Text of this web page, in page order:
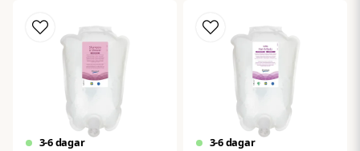
känslig hud.
3-6 dagar 3-6 dagar